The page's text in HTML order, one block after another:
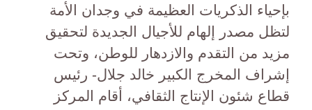
بإحياء الذكريات العظيمة في وجدان الأمة
لتظل مصدر إلهام للأجيال الجديدة لتحقيق
مزيد من التقدم والازدهار للوطن، وتحت
إشراف المخرج الكبير خالد جلال- رئيس
قطاع شئون الإنتاج الثقافي، أقام المركز